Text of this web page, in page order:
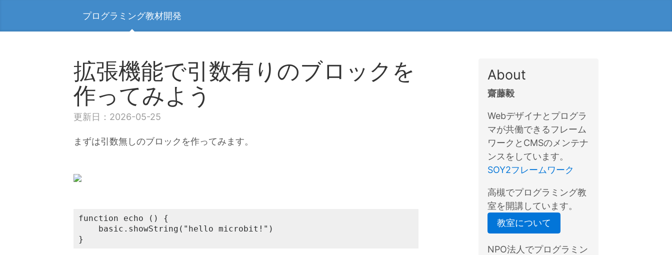
プログラミング教材開発
拡張機能で引数有りのブロックを
作ってみよう
更新日：2026-05-25
まずは引数無しのブロックを作ってみます。
function echo () {
    basic.showString("hello microbit!")
}
About
齋藤毅
Webデザイナとプログラ
マが共働できるフレーム
ワークとCMSのメンテナ
ンスをしています。
SOY2フレームワーク
高槻でプログラミング教
室を開講しています。
教室について
NPO法人でプログラミン